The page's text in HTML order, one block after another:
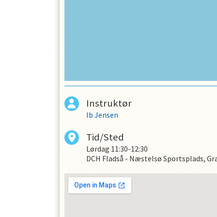
Instruktør
Ib Jensen
Tid/Sted
Lørdag 11:30-12:30
DCH Fladså - Næstelsø Sportsplads,